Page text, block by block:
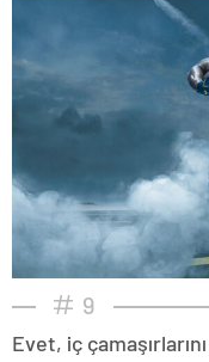
9
Evet, iç